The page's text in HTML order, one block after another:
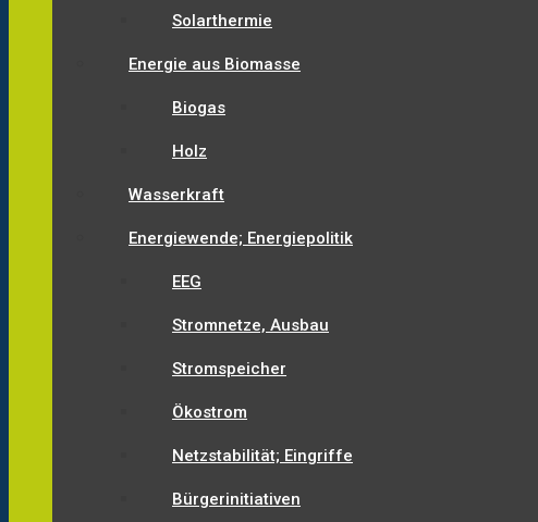
Solarthermie
Energie aus Biomasse
Biogas
Holz
Wasserkraft
Energiewende; Energiepolitik
EEG
Stromnetze, Ausbau
Stromspeicher
Ökostrom
Netzstabilität; Eingriffe
Bürgerinitiativen